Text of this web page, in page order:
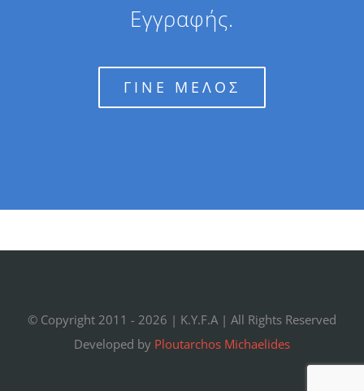
Εγγραφής.
ΓΙΝΕ ΜΕΛΟΣ
© Copyright 2011 - 2026 | K.Y.F.A | All Rights Reserved
Developed by Ploutarchos Michaelides